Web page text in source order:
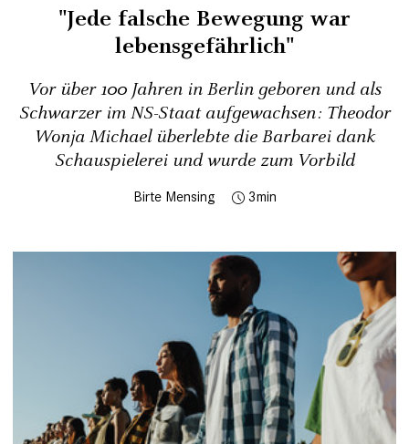
"Jede falsche Bewegung war
lebensgefährlich"
Vor über 100 Jahren in Berlin geboren und als
Schwarzer im NS-Staat aufgewachsen: Theodor
Wonja Michael überlebte die Barbarei dank
Schauspielerei und wurde zum Vorbild
Birte Mensing 3